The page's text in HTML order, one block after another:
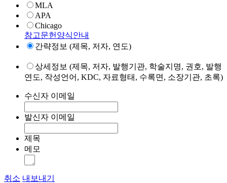
MLA
APA
Chicago
참고문헌양식안내
간략정보 (제목, 저자, 연도)
상세정보 (제목, 저자, 발행기관, 학술지명, 권호, 발행
연도, 작성언어, KDC, 자료형태, 수록면, 소장기관, 초록)
수신자 이메일
발신자 이메일
제목
메모
취소 내보내기